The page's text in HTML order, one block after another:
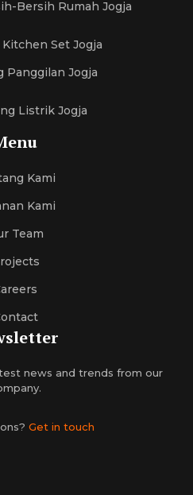
Bersih Rumah Jogja
Set Jogja
Panggilan Jogja
Listrik Jogja
Kami
Kami
Team
news and trends from our
Get in touch